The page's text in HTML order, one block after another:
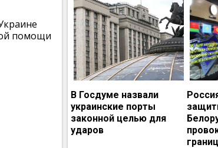
помощи
В Госдуме назвали
украинские порты
законной целью для
ударов